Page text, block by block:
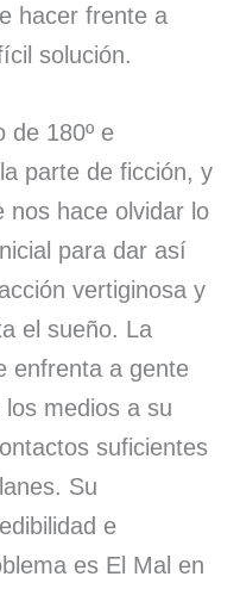
hacer frente a
solución.
de 180º e
parte de ficción, y
nos hace olvidar lo
para dar así
vertiginosa y
el sueño. La
enfrenta a gente
medios a su
suficientes
Su
e
es El Mal en